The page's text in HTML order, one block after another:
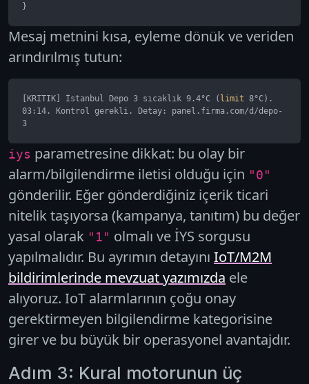
}
Mesaj metnini kısa, eyleme dönük ve veriden
arındırılmış tutun:
[KRITIK] İstanbul Depo 3 sıcaklık 9.4°C ( limit 8°C).
03:14. Kontrol gerekli. Detay: panel.firma.com/d/depo-
3
iys parametresine dikkat: bu olay bir
alarm/bilgilendirme iletisi olduğu için "0"
gönderilir. Eğer gönderdiğiniz içerik ticari
nitelik taşıyorsa (kampanya, tanıtım) bu değer
yasal olarak "1" olmalı ve İYS sorgusu
yapılmalıdır. Bu ayrımın detayını IoT/M2M
bildirimlerinde mevzuat yazımızda ele
alıyoruz. IoT alarmlarının çoğu onay
gerektirmeyen bilgilendirme kategorisine
girer ve bu büyük bir operasyonel avantajdır.
Adım 3: Kural motorunun üç